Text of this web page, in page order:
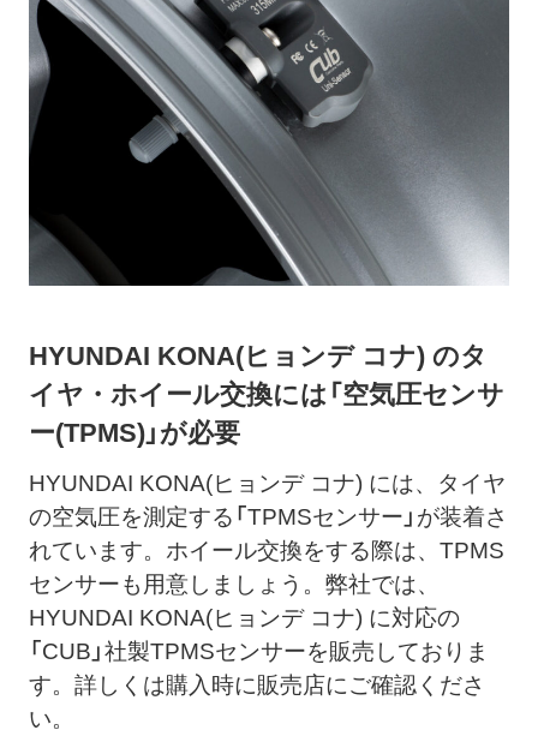
HYUNDAI KONA(ヒョンデ コナ) のタ
イヤ・ホイール交換には「空気圧センサ
ー(TPMS)」が必要
HYUNDAI KONA(ヒョンデ コナ) には、タイヤ
の空気圧を測定する「TPMSセンサー」が装着さ
れています。ホイール交換をする際は、TPMS
センサーも用意しましょう。弊社では、
HYUNDAI KONA(ヒョンデ コナ) に対応の
「CUB」社製TPMSセンサーを販売しておりま
す。詳しくは購入時に販売店にご確認くださ
い。